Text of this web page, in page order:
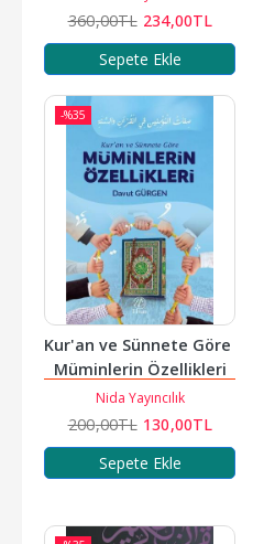
360,00TL 234,00TL
Sepete Ekle
-%35
Kur'an ve Sünnete Göre
Müminlerin Özellikleri
Nida Yayıncılık
200,00TL 130,00TL
Sepete Ekle